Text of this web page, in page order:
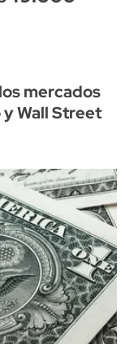
mercados
Wall Street